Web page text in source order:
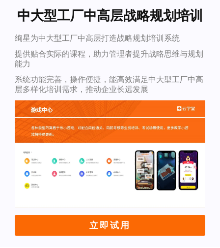
中大型工厂中高层战略规划培训
绚星为中大型工厂中高层打造战略规划培训系统
提供贴合实际的课程，助力管理者提升战略思维与规划
能力
系统功能完善，操作便捷，能高效满足中大型工厂中高
层多样化培训需求，推动企业长远发展
立即试用